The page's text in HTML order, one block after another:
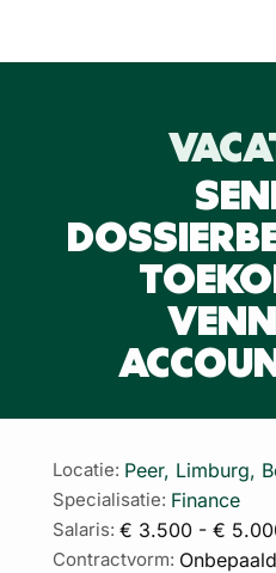
Locatie: Peer, Limburg,
Specialisatie: Finance
Salaris: € 3.500 - €
Contractvorm: